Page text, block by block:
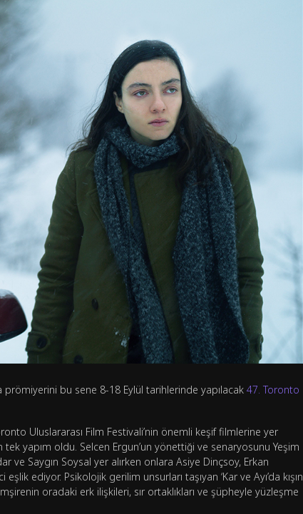
prömiyerini bu sene 8-18 Eylül tarihlerinde yapılacak 47. Toronto
Uluslararası Film Festivali’nin önemli keşif filmlerine yer
yapım oldu. Selcen Ergun’un yönettiği ve senaryosunu Yeşim
ve Saygın Soysal yer alırken onlara Asiye Dinçsoy, Erkan
ediyor. Psikolojik gerilim unsurları taşıyan ‘Kar ve Ayı’da kışın
oradaki erk ilişkileri, sır ortaklıkları ve şüpheyle yüzleşme